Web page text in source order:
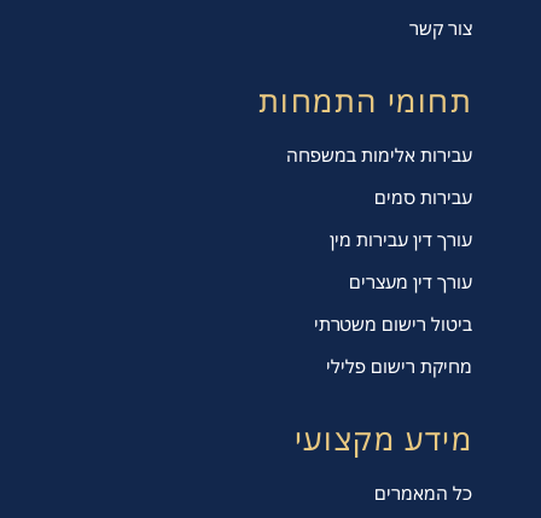
צור קשר
תחומי התמחות
עבירות אלימות במשפחה
עבירות סמים
עורך דין עבירות מין
עורך דין מעצרים
ביטול רישום משטרתי
מחיקת רישום פלילי
מידע מקצועי
כל המאמרים